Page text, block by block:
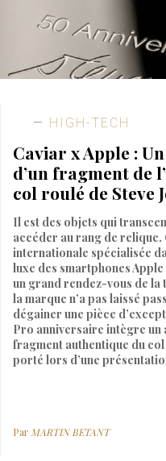
HIGH-TECH
Caviar x Apple :
d’un fragment de
col roulé de Steve
Il est des objets qui
accéder au rang de relique.
internationale spécialisée
luxe des smartphones
un grand rendez-vous de la
la marque n’a pas laissé
dégainer une pièce
Pro anniversaire intègre un
fragment authentique du
porté lors d’une
Par MARTIN BETANT